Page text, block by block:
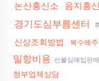
논산흥신소 음지흥
경기도심부름센터
신상조회방법 복수해
밀항비용 선불심매입판매
청부업체상담